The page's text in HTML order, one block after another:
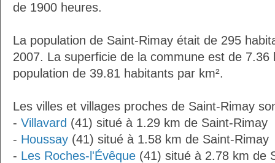
de 1900 heures.
La population de Saint-Rimay était de 295
2007. La superficie de la commune est de 7.36
population de 39.81 habitants par km².
Les villes et villages proches de Saint-Rimay
- Villavard (41) situé à 1.29 km de Saint-Rimay
- Houssay (41) situé à 1.58 km de Saint-Rimay
- Les Roches-l'Évêque (41) situé à 2.78 km de